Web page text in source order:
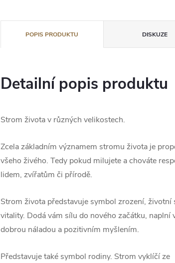
POPIS PRODUKTU DISKUZE
Detailní popis produktu
Strom života v různých velikostech.
Zcela základním významem stromu života je
všeho živého. Tedy pokud milujete a chováte
lidem, zvířatům či přírodě.
Strom života představuje symbol zrození, životní
vitality. Dodá vám sílu do nového začátku, naplní
dobrou náladou a pozitivním myšlením.
Představuje také symbol rodiny. Strom vyklíčí ze